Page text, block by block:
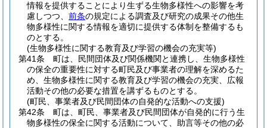
情報を提供することにより生ずる生物多様性への影響を考
慮しつつ、 前条の規定による調査及び研究の成果その他生
物多様性に関する情報を適切に提供する体制を整備するも
のとする。
(生物多様性に関する教育及び学習の機会の充実等)
第41条
町は、民間団体及び関係機関と連携し、生物多様性
の保全の重要性に対する町民及び事業者の理解を深めるた
め、生物多様性に関する教育及び学習の機会の充実、広報
活動その他の必要な措置を講ずるものとする。
(町民、事業者及び民間団体の自発的な活動への支援)
第42条
町は、町民、事業者及び民間団体が自発的に行う生
物多様性の保全に関する活動について、助言等その他の必